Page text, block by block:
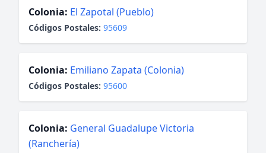
Colonia: El Zapotal (Pueblo)
Códigos Postales: 95609
Colonia: Emiliano Zapata (Colonia)
Códigos Postales: 95600
Colonia: General Guadalupe Victoria
(Ranchería)